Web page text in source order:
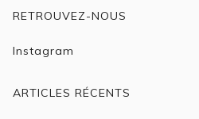
RETROUVEZ-NOUS
Instagram
ARTICLES RÉCENTS